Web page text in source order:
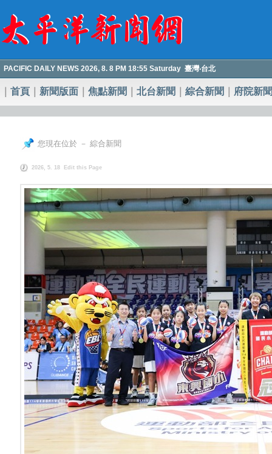
PACIFIC DAILY NEWS 2026, 8. 8 PM 18:55 Saturday 臺灣‧台北
首頁 新聞版面 焦點新聞 北台新聞 綜合新聞 府院新聞
您現在位於 － 綜合新聞
2026, 5. 18 Edit this Page